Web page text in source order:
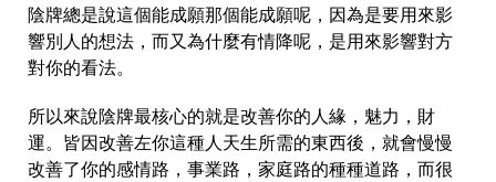
陰牌總是說這個能成願那個能成願呢，因為是要用來影
響別人的想法，而又為什麼有情降呢，是用來影響對方
對你的看法。
所以來說陰牌最核心的就是改善你的人緣，魅力，財
運。皆因改善左你這種人天生所需的東西後，就會慢慢
改善了你的感情路，事業路，家庭路的種種道路，而很